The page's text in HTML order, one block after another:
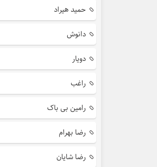
حمید هیراد
دانوش
دویار
راغب
رامین بی باک
رضا بهرام
رضا شایان